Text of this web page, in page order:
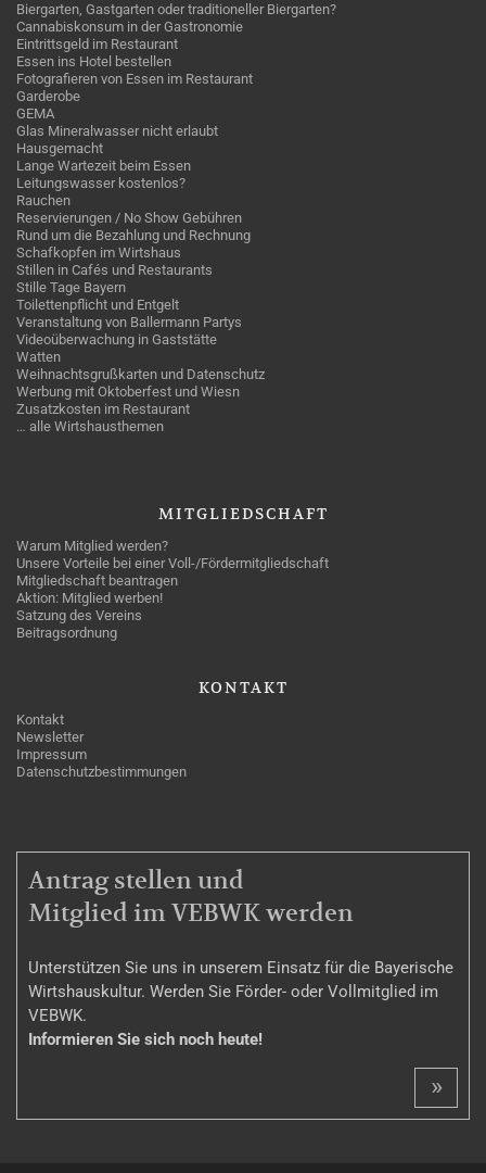
Biergarten, Gastgarten oder traditioneller Biergarten?
Cannabiskonsum in der Gastronomie
Eintrittsgeld im Restaurant
Essen ins Hotel bestellen
Fotografieren von Essen im Restaurant
Garderobe
GEMA
Glas Mineralwasser nicht erlaubt
Hausgemacht
Lange Wartezeit beim Essen
Leitungswasser kostenlos?
Rauchen
Reservierungen / No Show Gebühren
Rund um die Bezahlung und Rechnung
Schafkopfen im Wirtshaus
Stillen in Cafés und Restaurants
Stille Tage Bayern
Toilettenpflicht und Entgelt
Veranstaltung von Ballermann Partys
Videoüberwachung in Gaststätte
Watten
Weihnachtsgrußkarten und Datenschutz
Werbung mit Oktoberfest und Wiesn
Zusatzkosten im Restaurant
… alle Wirtshausthemen
MITGLIEDSCHAFT
Warum Mitglied werden?
Unsere Vorteile bei einer Voll-/Fördermitgliedschaft
Mitgliedschaft beantragen
Aktion: Mitglied werben!
Satzung des Vereins
Beitragsordnung
KONTAKT
Kontakt
Newsletter
Impressum
Datenschutzbestimmungen
MITGLIEDSCHAFT
Antrag stellen und
Mitglied im VEBWK werden
Unterstützen Sie uns in unserem Einsatz für die Bayerische
Wirtshauskultur. Werden Sie Förder- oder Vollmitglied im
VEBWK.
Informieren Sie sich noch heute!
»